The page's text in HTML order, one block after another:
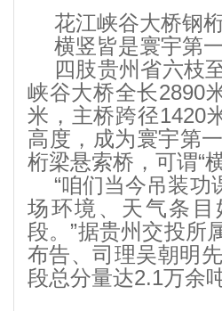
花江峡谷大桥钢
横竖皆是寰宇第
四肢贵州省六枝
峡谷大桥全长2890
米，主桥跨径1420
高度，成为寰宇第
桁梁悬索桥，可谓“
“咱们当今吊装
场环境、天气条
段。”据贵州交投所
布告、司理吴朝明
段总分量达2.1万余吨